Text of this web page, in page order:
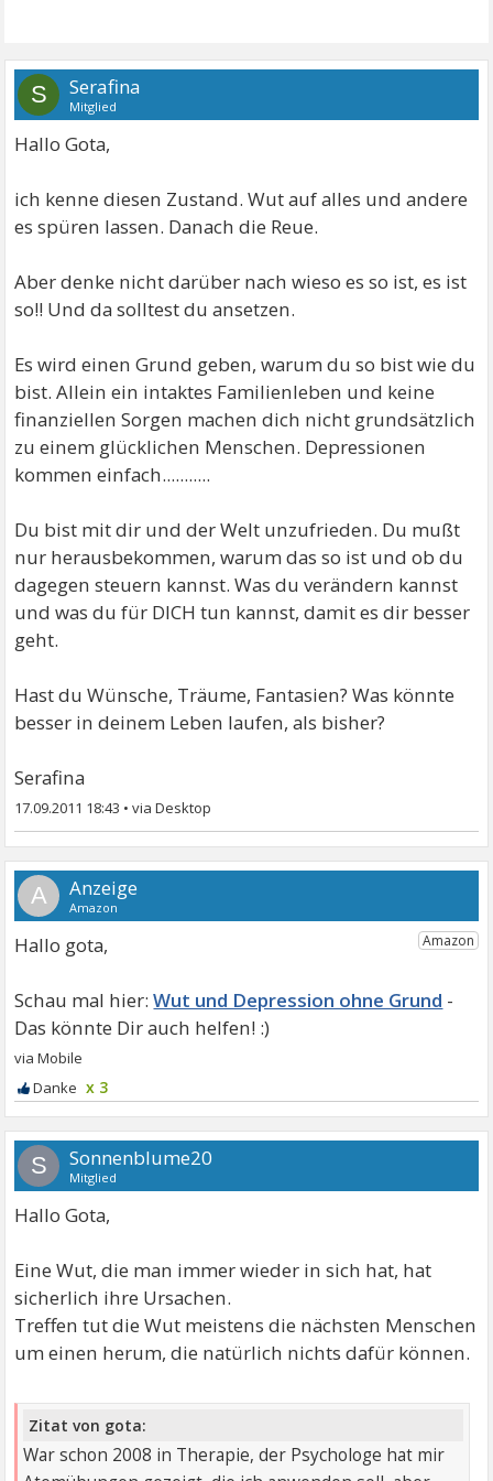
S Serafina
Mitglied
Hallo Gota,
ich kenne diesen Zustand. Wut auf alles und andere
es spüren lassen. Danach die Reue.
Aber denke nicht darüber nach wieso es so ist, es ist
so!! Und da solltest du ansetzen.
Es wird einen Grund geben, warum du so bist wie du
bist. Allein ein intaktes Familienleben und keine
finanziellen Sorgen machen dich nicht grundsätzlich
zu einem glücklichen Menschen. Depressionen
kommen einfach...........
Du bist mit dir und der Welt unzufrieden. Du mußt
nur herausbekommen, warum das so ist und ob du
dagegen steuern kannst. Was du verändern kannst
und was du für DICH tun kannst, damit es dir besser
geht.
Hast du Wünsche, Träume, Fantasien? Was könnte
besser in deinem Leben laufen, als bisher?
Serafina
17.09.2011 18:43 •
A
Hallo gota,
Wut und Depression ohne Grund
x 3
S Sonnenblume20
Mitglied
Hallo Gota,
Eine Wut, die man immer wieder in sich hat, hat
sicherlich ihre Ursachen.
Treffen tut die Wut meistens die nächsten Menschen
um einen herum, die natürlich nichts dafür können.
Zitat von gota:
War schon 2008 in Therapie, der Psychologe hat mir